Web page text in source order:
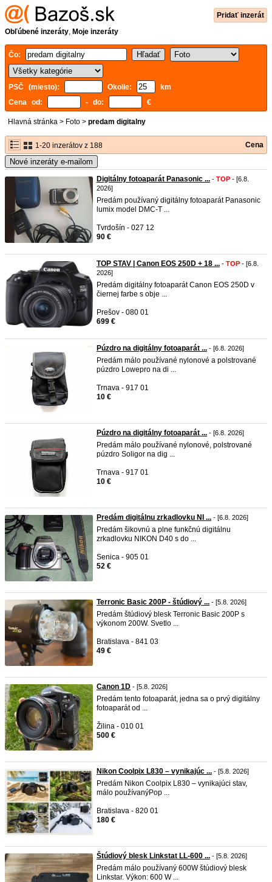
Pridať inzerát
Obľúbené inzeráty, Moje inzeráty
Čo:
PSČ (miesto): Okolie:
km
Cena od:
- do: €
Hlavná stránka > Foto > predam digitalny
1-20 inzerátov z 188 Cena
Nové inzeráty e-mailom
Digitálny fotoaparát Panasonic ... - TOP - [6.8.
2026]
Predám používaný digitálny fotoaparát Panasonic
lumix model DMC-T ...
Tvrdošín - 027 12
90 €
TOP STAV | Canon EOS 250D + 18 ... - TOP - [6.8.
2026]
Predám digitálny fotoaparát Canon EOS 250D v
čiernej farbe s obje ...
Prešov - 080 01
699 €
Púzdro na digitálny fotoaparát ... - [6.8. 2026]
Predám málo používané nylonové a polstrované
púzdro Lowepro na di ...
Trnava - 917 01
10 €
Púzdro na digitálny fotoaparát ... - [6.8. 2026]
Predám málo používané nylonové, polstrované
púzdro Soligor na dig ...
Trnava - 917 01
10 €
Predám digitálnu zrkadlovku NI ... - [6.8. 2026]
Predám šikovnú a plne funkčnú digitálnu
zrkadlovku NIKON D40 s do ...
Senica - 905 01
52 €
Terronic Basic 200P - štúdiový ... - [5.8. 2026]
Predám štúdiový blesk Terronic Basic 200P s
výkonom 200W. Svetlo ...
Bratislava - 841 03
49 €
Canon 1D - [5.8. 2026]
Predám tento fotoaparát, jedna sa o prvý digitálny
fotoaparát od ...
Žilina - 010 01
500 €
Nikon Coolpix L830 – vynikajúc ... - [5.8. 2026]
Predám Nikon Coolpix L830 – vynikajúci stav,
málo používaný ​Pop ...
Bratislava - 820 01
180 €
Štúdiový blesk Linkstat LL-600 ... - [5.8. 2026]
Predám málo používaný 600W štúdiový blesk
Linkstar. Výkon: 600 W ...